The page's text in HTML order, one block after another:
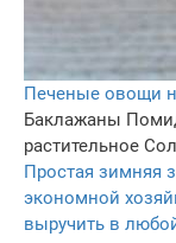
Печеные овощи
Баклажаны
растительное
Простая зимняя
экономной
выручить в